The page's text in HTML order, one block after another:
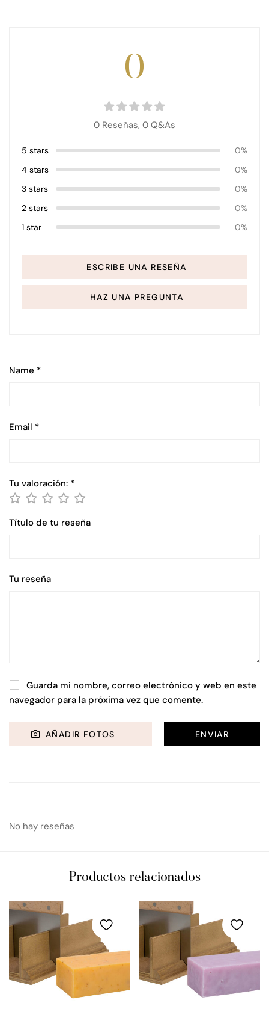
0
0 Reseñas, 0 Q&As
5 stars
0%
4 stars
0%
3 stars
0%
2 stars
0%
1 star
0%
ESCRIBE UNA RESEÑA
HAZ UNA PREGUNTA
Name *
Email *
Tu valoración: *
Título de tu reseña
Tu reseña
Guarda mi nombre, correo electrónico y web en este
navegador para la próxima vez que comente.
AÑADIR FOTOS
No hay reseñas
Productos relacionados